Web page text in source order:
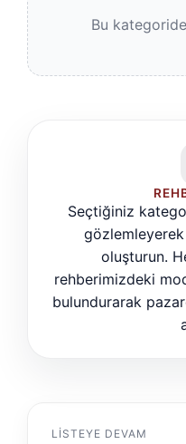
Bu
Seçtiğiniz
oluşturun.
rehberimizdeki
bulundurarak
LISTEYE DEVAM